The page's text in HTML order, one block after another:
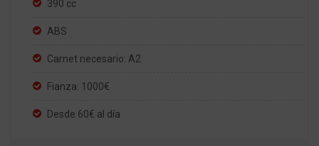
390 cc
ABS
Carnet necesario: A2
Fianza: 1000€
Desde 60€ al día